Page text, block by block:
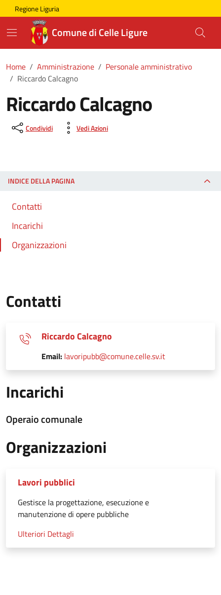
Skip to main content
Comune di Celle Ligure
Regione Liguria
Comune di Celle Ligure
Home Amministrazione
Personale amministrativo
Riccardo Calcagno
Riccardo Calcagno
Condividi Vedi Azioni
INDICE DELLA PAGINA
Contatti
Incarichi
Organizzazioni
Contatti
Riccardo Calcagno
Email: lavoripubb@comune.celle.sv.it
Incarichi
Operaio comunale
Organizzazioni
Lavori pubblici
Gestisce la progettazione, esecuzione e
manutenzione di opere pubbliche
Ulteriori Dettagli